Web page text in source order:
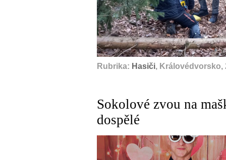
Rubrika: Hasiči, Královédvorsko,
Sokolové zvou na
dospělé